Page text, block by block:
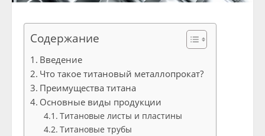
Содержание
Введение
Что такое титановый металлопрокат?
Преимущества титана
Основные виды продукции
Титановые листы и пластины
Титановые трубы